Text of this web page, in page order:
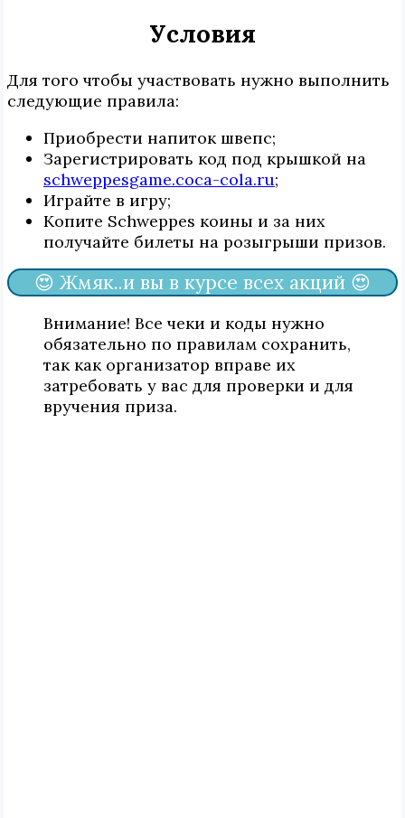
Условия
Для того чтобы участвовать нужно выполнить
следующие правила:
Приобрести напиток швепс;
Зарегистрировать код под крышкой на
schweppesgame.coca-cola.ru;
Играйте в игру;
Копите Schweppes коины и за них
получайте билеты на розыгрыши призов.
😍 Жмяк..и вы в курсе всех акций 😍
Внимание! Все чеки и коды нужно
обязательно по правилам сохранить,
так как организатор вправе их
затребовать у вас для проверки и для
вручения приза.